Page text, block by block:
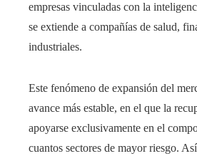
empresas vinculadas con la
se extiende a compañías de salud,
industriales.
Este fenómeno de expansión del
avance más estable, en el que la
apoyarse exclusivamente en el
cuantos sectores de mayor riesgo.